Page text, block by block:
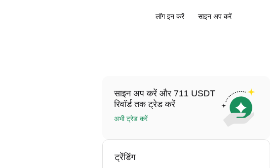
लॉग इन करें साइन अप करें
साइन अप करें और 711 USDT
रिवॉर्ड तक ट्रेड करें
अभी ट्रेड करें
ट्रेंडिंग